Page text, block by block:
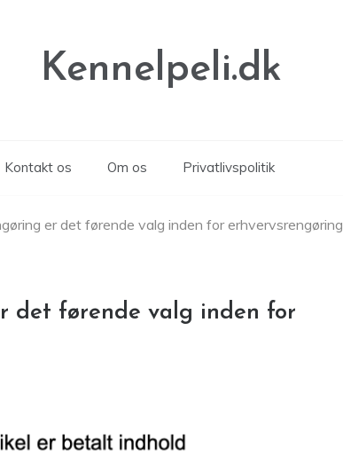
Kennelpeli.dk
Kontakt os Om os Privatlivspolitik
er det førende valg inden for
det førende valg inden for